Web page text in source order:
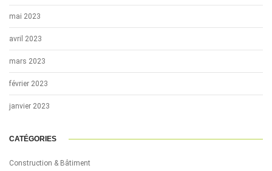
mai 2023
avril 2023
mars 2023
février 2023
janvier 2023
CATÉGORIES
Construction & Bâtiment